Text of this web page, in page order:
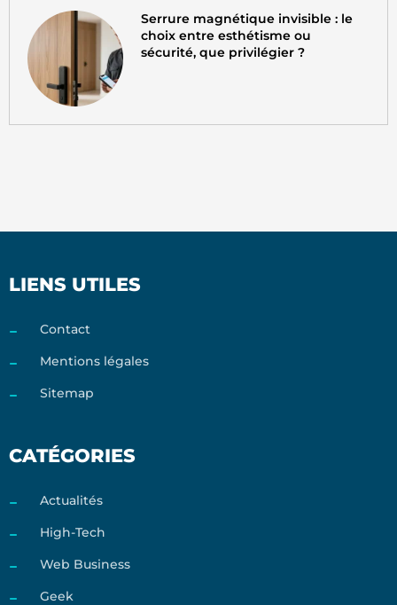
Serrure magnétique invisible : le
choix entre esthétisme ou
sécurité, que privilégier ?
LIENS UTILES
Contact
Mentions légales
Sitemap
CATÉGORIES
Actualités
High-Tech
Web Business
Geek